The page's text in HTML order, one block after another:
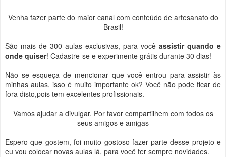
Venha fazer parte do maior canal com conteúdo de artesanato do
Brasil!
São mais de 300 aulas exclusivas, para você assistir quando e
onde quiser! Cadastre-se e experimente grátis durante 30 dias!
Não se esqueça de mencionar que você entrou para assistir às
minhas aulas, isso é muito importante ok? Você não pode ficar de
fora disto,pois tem excelentes profissionais.
Vamos ajudar a divulgar. Por favor compartilhem com todos os
seus amigos e amigas
Espero que gostem, foi muito gostoso fazer parte desse projeto e
eu vou colocar novas aulas lá, para você ter sempre novidades.